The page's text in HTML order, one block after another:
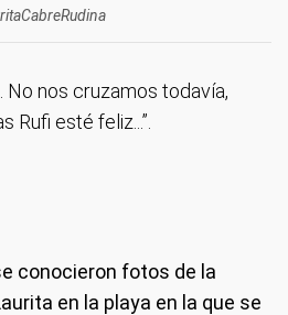
No nos cruzamos todavía,
Rufi esté feliz...”.
conocieron fotos de la
en la playa en la que se